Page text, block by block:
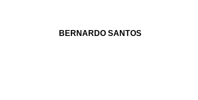
BERNARDO SANTOS